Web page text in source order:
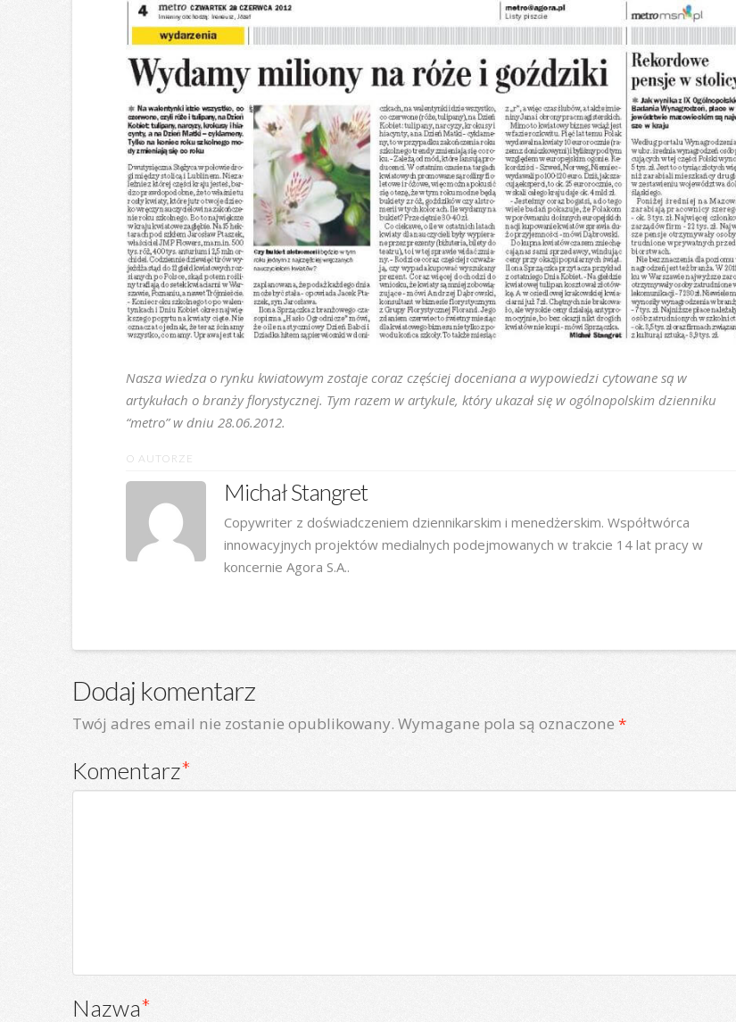
Nasza wiedza o rynku kwiatowym zostaje coraz częściej doceniana a wypowiedzi cytowane są w
artykułach o branży florystycznej. Tym razem w artykule, który ukazał się w ogólnopolskim dzienniku
“metro” w dniu 28.06.2012.
O AUTORZE
Michał Stangret
Copywriter z doświadczeniem dziennikarskim i menedżerskim. Współtwórca
innowacyjnych projektów medialnych podejmowanych w trakcie 14 lat pracy w
koncernie Agora S.A..
Dodaj komentarz
Twój adres email nie zostanie opublikowany. Wymagane pola są oznaczone *
Komentarz*
Nazwa*